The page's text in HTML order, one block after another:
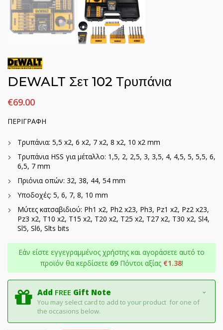
DEWALT Σετ 102 Τρυπάνια
€69.00
ΠΕΡΙΓΡΑΦΗ
Τρυπάνια: 5,5 x2, 6 x2, 7 x2, 8 x2, 10 x2 mm
Τρυπάνια HSS για μέταλλο: 1,5, 2, 2,5, 3, 3,5, 4, 4,5, 5, 5,5, 6,
6,5, 7 mm
Πριόνια οπών: 32, 38, 44, 54 mm
Υποδοχές: 5, 6, 7, 8, 10 mm
Μύτες κατσαβιδιού: Ph1 x2, Ph2 x23, Ph3, Pz1 x2, Pz2 x23,
Pz3 x2, T10 x2, T15 x2, T20 x2, T25 x2, T27 x2, T30 x2, Sl4,
Sl5, Sl6, Slts bits
Εάν είστε εγγεγραμμένος χρήστης και αγοράσετε αυτό το
προϊόν θα κερδίσετε 69Πόντοι αξίας €1.38!
Add FREE Gift Note
You may select card to add to your product for one of
the occasions below.